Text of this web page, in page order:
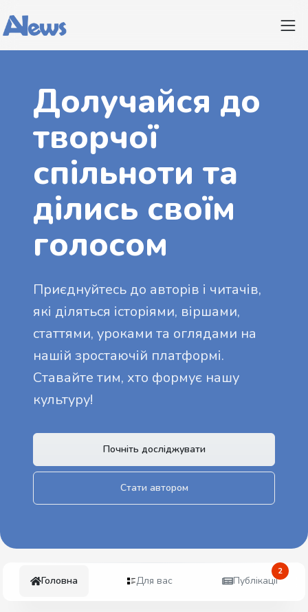
Долучайся до
творчої
спільноти та
ділись своїм
голосом
Приєднуйтесь до авторів і читачів,
які діляться історіями, віршами,
статтями, уроками та оглядами на
нашій зростаючій платформі.
Ставайте тим, хто формує нашу
культуру!
Почніть досліджувати
Стати автором
Головна Для вас Публікації
2